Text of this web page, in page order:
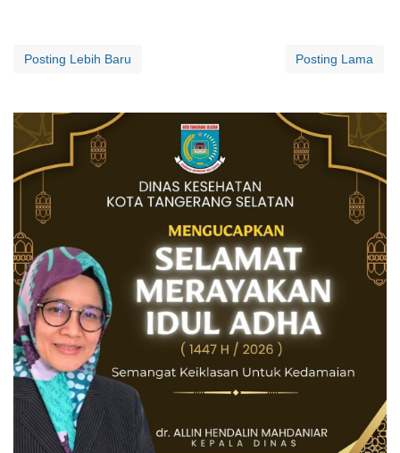
Posting Lebih Baru Posting Lama